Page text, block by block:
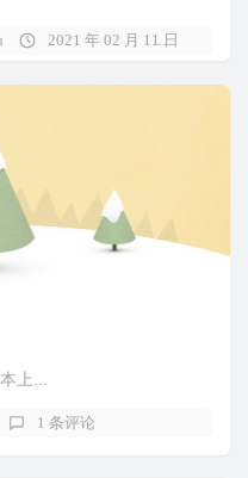
2021 年 02 月 11 日
上...
1 条评论